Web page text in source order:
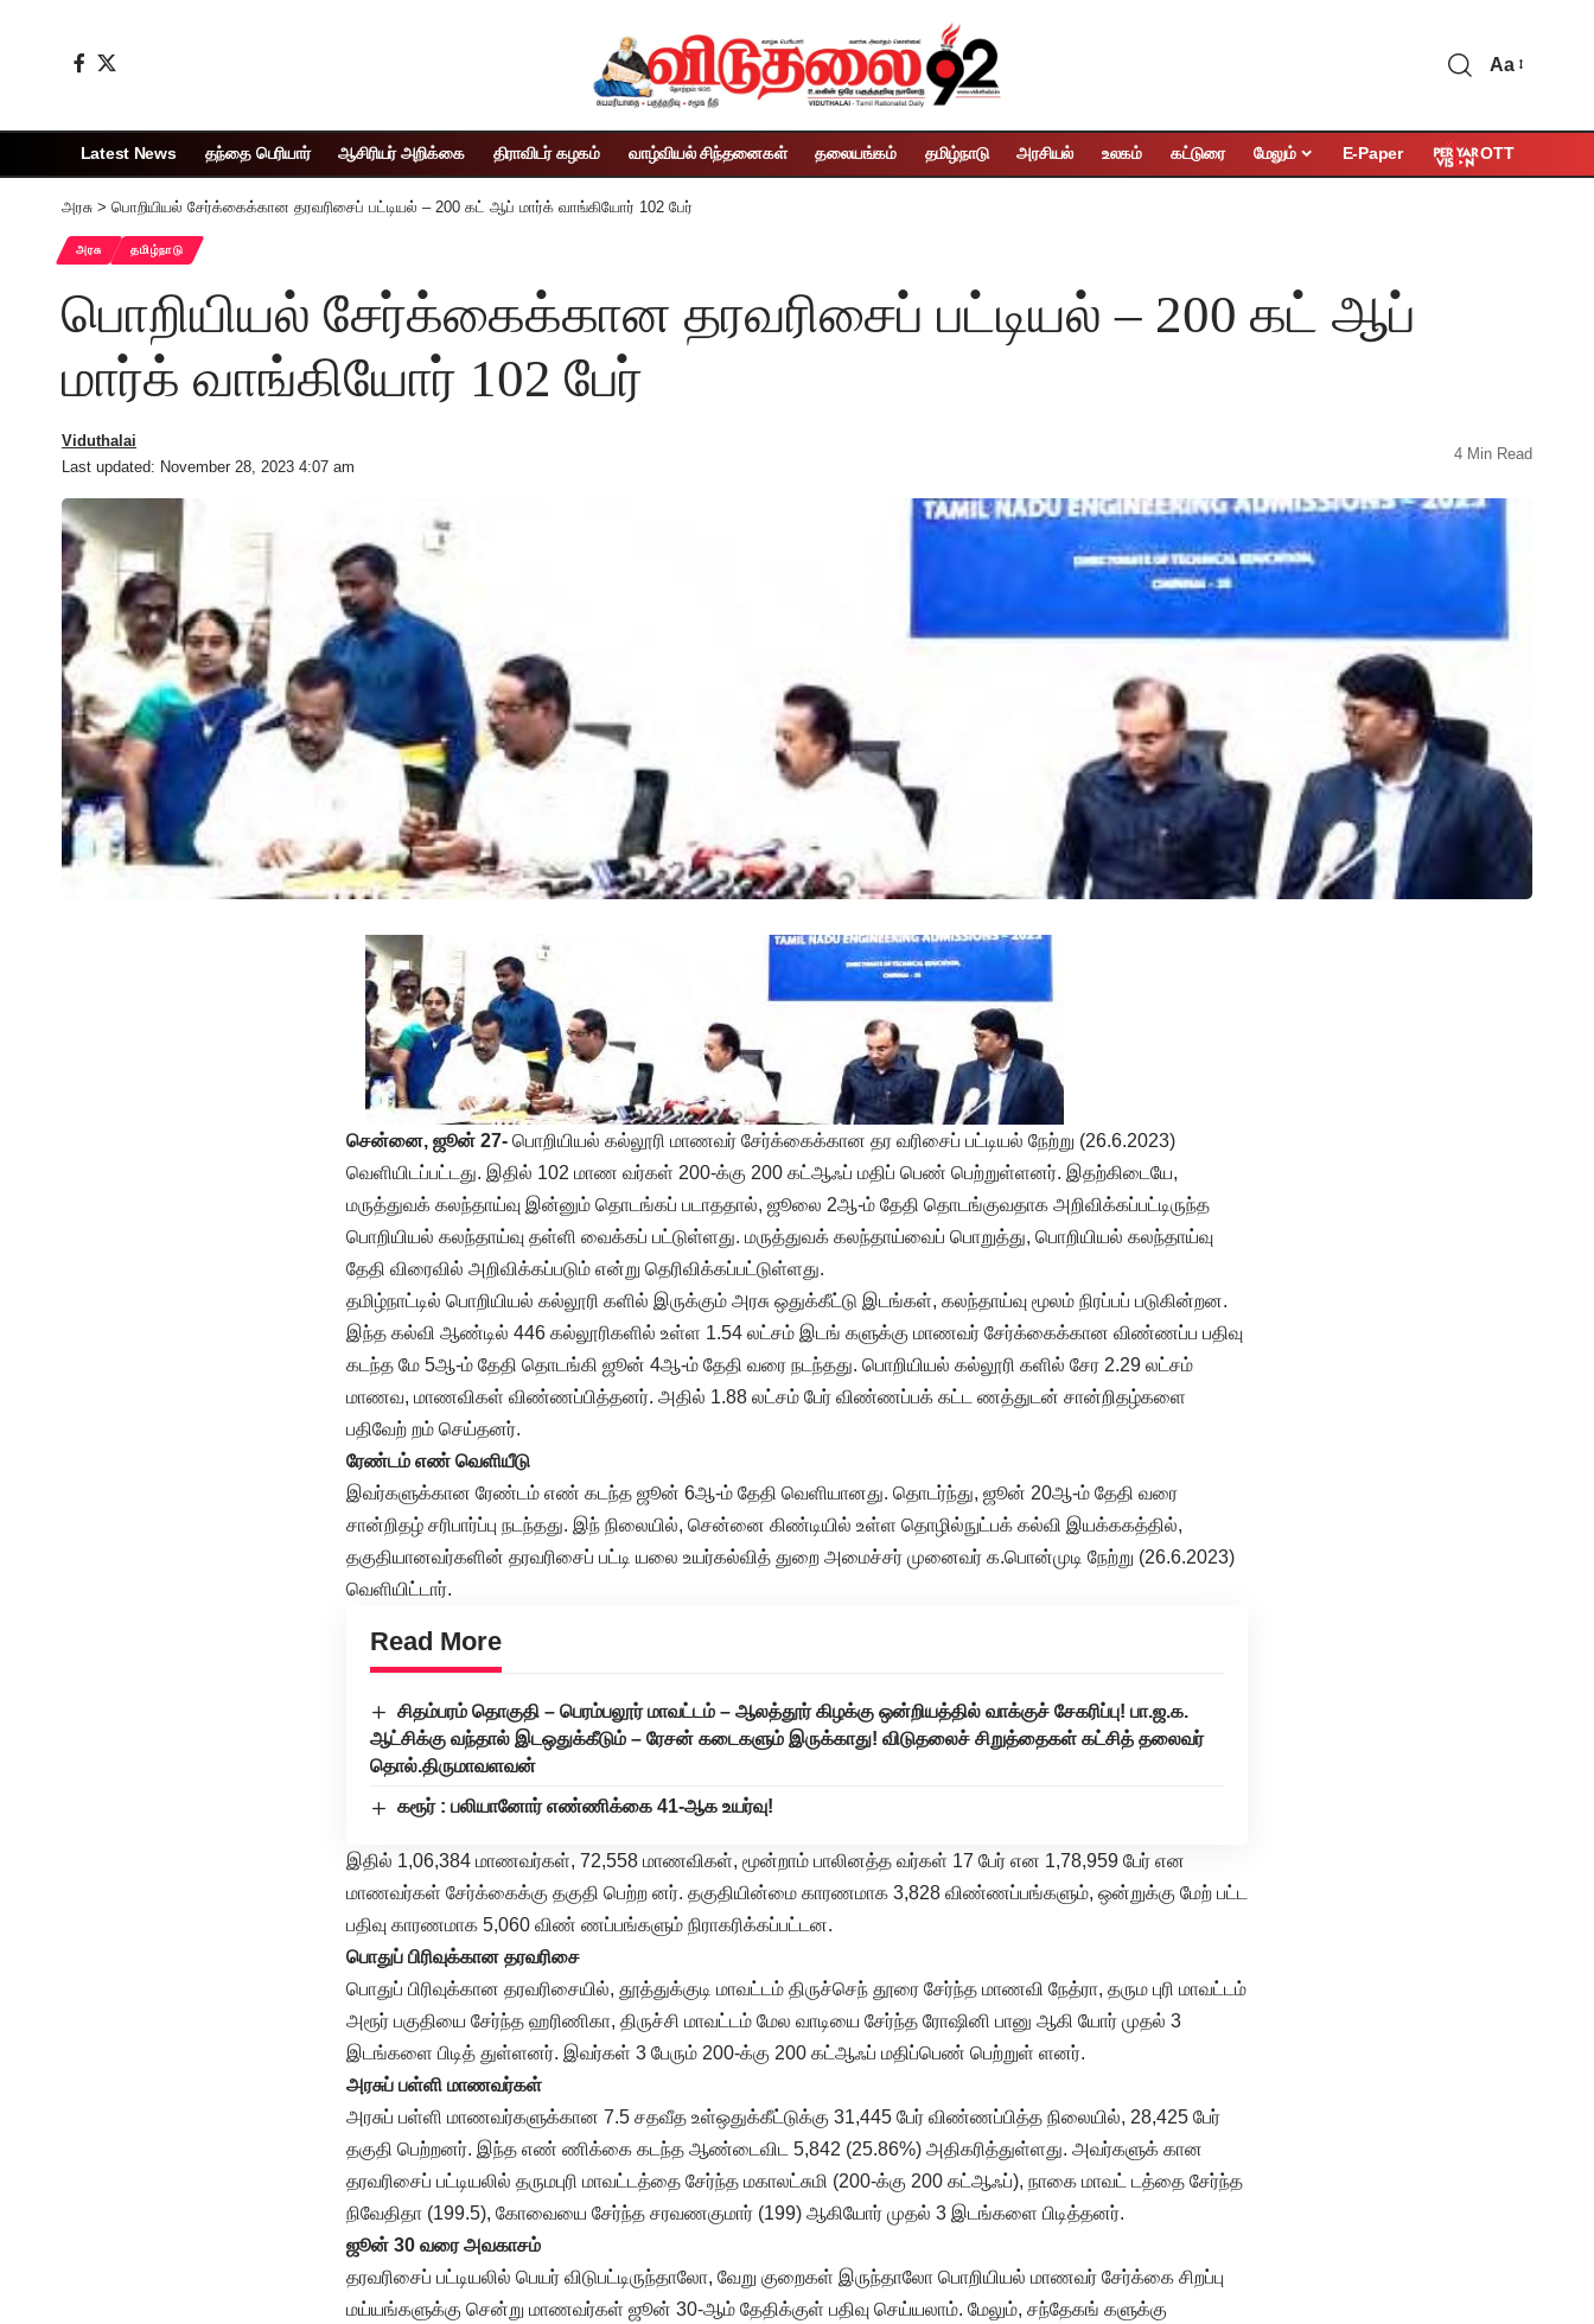
Aa
Latest News தந்தை பெரியார் ஆசிரியர் அறிக்கை திராவிடர் கழகம் வாழ்வியல் சிந்தனைகள் தலையங்கம் தமிழ்நாடு அரசியல் உலகம் கட்டுரை மேலும் E-Paper OTT
அரசு > பொறியியல் சேர்க்கைக்கான தரவரிசைப் பட்டியல் – 200 கட் ஆப் மார்க் வாங்கியோர் 102 பேர்
அரசு தமிழ்நாடு
பொறியியல் சேர்க்கைக்கான தரவரிசைப் பட்டியல் – 200 கட் ஆப்
மார்க் வாங்கியோர் 102 பேர்
Last updated: November 28, 2023 4:07 am
Viduthalai
4 Min Read
சென்னை, ஜூன் 27- பொறியியல் கல்லூரி மாணவர் சேர்க்கைக்கான தர வரிசைப் பட்டியல் நேற்று (26.6.2023)
வெளியிடப்பட்டது. இதில் 102 மாண வர்கள் 200-க்கு 200 கட்ஆஃப் மதிப் பெண் பெற்றுள்ளனர். இதற்கிடையே,
மருத்துவக் கலந்தாய்வு இன்னும் தொடங்கப் படாததால், ஜூலை 2ஆ-ம் தேதி தொடங்குவதாக அறிவிக்கப்பட்டிருந்த
பொறியியல் கலந்தாய்வு தள்ளி வைக்கப் பட்டுள்ளது. மருத்துவக் கலந்தாய்வைப் பொறுத்து, பொறியியல் கலந்தாய்வு
தேதி விரைவில் அறிவிக்கப்படும் என்று தெரிவிக்கப்பட்டுள்ளது.
தமிழ்நாட்டில் பொறியியல் கல்லூரி களில் இருக்கும் அரசு ஒதுக்கீட்டு இடங்கள், கலந்தாய்வு மூலம் நிரப்பப் படுகின்றன.
இந்த கல்வி ஆண்டில் 446 கல்லூரிகளில் உள்ள 1.54 லட்சம் இடங் களுக்கு மாணவர் சேர்க்கைக்கான விண்ணப்ப பதிவு
கடந்த மே 5ஆ-ம் தேதி தொடங்கி ஜூன் 4ஆ-ம் தேதி வரை நடந்தது. பொறியியல் கல்லூரி களில் சேர 2.29 லட்சம்
மாணவ, மாணவிகள் விண்ணப்பித்தனர். அதில் 1.88 லட்சம் பேர் விண்ணப்பக் கட்ட ணத்துடன் சான்றிதழ்களை
பதிவேற் றம் செய்தனர்.
ரேண்டம் எண் வெளியீடு
இவர்களுக்கான ரேண்டம் எண் கடந்த ஜூன் 6ஆ-ம் தேதி வெளியானது. தொடர்ந்து, ஜூன் 20ஆ-ம் தேதி வரை
சான்றிதழ் சரிபார்ப்பு நடந்தது. இந் நிலையில், சென்னை கிண்டியில் உள்ள தொழில்நுட்பக் கல்வி இயக்ககத்தில்,
தகுதியானவர்களின் தரவரிசைப் பட்டி யலை உயர்கல்வித் துறை அமைச்சர் முனைவர் க.பொன்முடி நேற்று (26.6.2023)
வெளியிட்டார்.
Read More
சிதம்பரம் தொகுதி – பெரம்பலூர் மாவட்டம் – ஆலத்தூர் கிழக்கு ஒன்றியத்தில் வாக்குச் சேகரிப்பு! பா.ஜ.க.
ஆட்சிக்கு வந்தால் இடஒதுக்கீடும் – ரேசன் கடைகளும் இருக்காது! விடுதலைச் சிறுத்தைகள் கட்சித் தலைவர்
தொல்.திருமாவளவன்
கரூர் : பலியானோர் எண்ணிக்கை 41-ஆக உயர்வு!
இதில் 1,06,384 மாணவர்கள், 72,558 மாணவிகள், மூன்றாம் பாலினத்த வர்கள் 17 பேர் என 1,78,959 பேர் என
மாணவர்கள் சேர்க்கைக்கு தகுதி பெற்ற னர். தகுதியின்மை காரணமாக 3,828 விண்ணப்பங்களும், ஒன்றுக்கு மேற் பட்ட
பதிவு காரணமாக 5,060 விண் ணப்பங்களும் நிராகரிக்கப்பட்டன.
பொதுப் பிரிவுக்கான தரவரிசை
பொதுப் பிரிவுக்கான தரவரிசையில், தூத்துக்குடி மாவட்டம் திருச்செந் தூரை சேர்ந்த மாணவி நேத்ரா, தரும புரி மாவட்டம்
அரூர் பகுதியை சேர்ந்த ஹரிணிகா, திருச்சி மாவட்டம் மேல வாடியை சேர்ந்த ரோஷினி பானு ஆகி யோர் முதல் 3
இடங்களை பிடித் துள்ளனர். இவர்கள் 3 பேரும் 200-க்கு 200 கட்ஆஃப் மதிப்பெண் பெற்றுள் ளனர்.
அரசுப் பள்ளி மாணவர்கள்
அரசுப் பள்ளி மாணவர்களுக்கான 7.5 சதவீத உள்ஒதுக்கீட்டுக்கு 31,445 பேர் விண்ணப்பித்த நிலையில், 28,425 பேர்
தகுதி பெற்றனர். இந்த எண் ணிக்கை கடந்த ஆண்டைவிட 5,842 (25.86%) அதிகரித்துள்ளது. அவர்களுக் கான
தரவரிசைப் பட்டியலில் தருமபுரி மாவட்டத்தை சேர்ந்த மகாலட்சுமி (200-க்கு 200 கட்ஆஃப்), நாகை மாவட் டத்தை சேர்ந்த
நிவேதிதா (199.5), கோவையை சேர்ந்த சரவணகுமார் (199) ஆகியோர் முதல் 3 இடங்களை பிடித்தனர்.
ஜூன் 30 வரை அவகாசம்
தரவரிசைப் பட்டியலில் பெயர் விடுபட்டிருந்தாலோ, வேறு குறைகள் இருந்தாலோ பொறியியல் மாணவர் சேர்க்கை சிறப்பு
மய்யங்களுக்கு சென்று மாணவர்கள் ஜூன் 30-ஆம் தேதிக்குள் பதிவு செய்யலாம். மேலும், சந்தேகங் களுக்கு